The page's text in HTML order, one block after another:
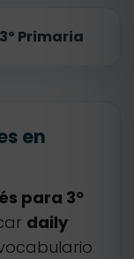
Primaria
en
para 3º
daily